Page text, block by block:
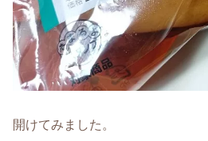
開けてみました。